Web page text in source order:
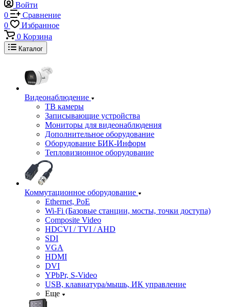
Войти
0
Сравнение
0
Избранное
0 Корзина
Каталог
Видеонаблюдение
ТВ камеры
Записывающие устройства
Мониторы для видеонаблюдения
Дополнительное оборудование
Оборудование БИК-Информ
Тепловизионное оборудование
Коммутационное оборудование
Ethernet, PoE
Wi-Fi (Базовые станции, мосты, точки доступа)
Composite Video
HDCVI / TVI / AHD
SDI
VGA
HDMI
DVI
YPbPr, S-Video
USB, клавиатура/мышь, ИК управление
Еще